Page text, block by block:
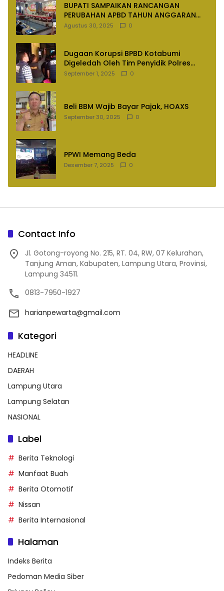
BUPATI SAMPAIKAN RANCANGAN
PERUBAHAN APBD TAHUN ANGGARAN
2025
Agustus 30, 2025 0
Dugaan Korupsi BPBD Kotabumi
Digeledah Oleh Tim Penyidik Polres
Lampung Utara
September 1, 2025 0
Beli BBM Wajib Bayar Pajak, HOAXS
September 30, 2025 0
PPWI Memang Beda
Desember 7, 2025 0
Contact Info
Jl. Gotong-royong No. 215, RT. 04, RW, 07 Kelurahan,
Tanjung Aman, Kabupaten, Lampung Utara, Provinsi,
Lampung 34511.
0813-7950-1927
harianpewarta@gmail.com
Kategori
HEADLINE
DAERAH
Lampung Utara
Lampung Selatan
NASIONAL
Label
Berita Teknologi
Manfaat Buah
Berita Otomotif
Nissan
Berita Internasional
Halaman
Indeks Berita
Pedoman Media Siber